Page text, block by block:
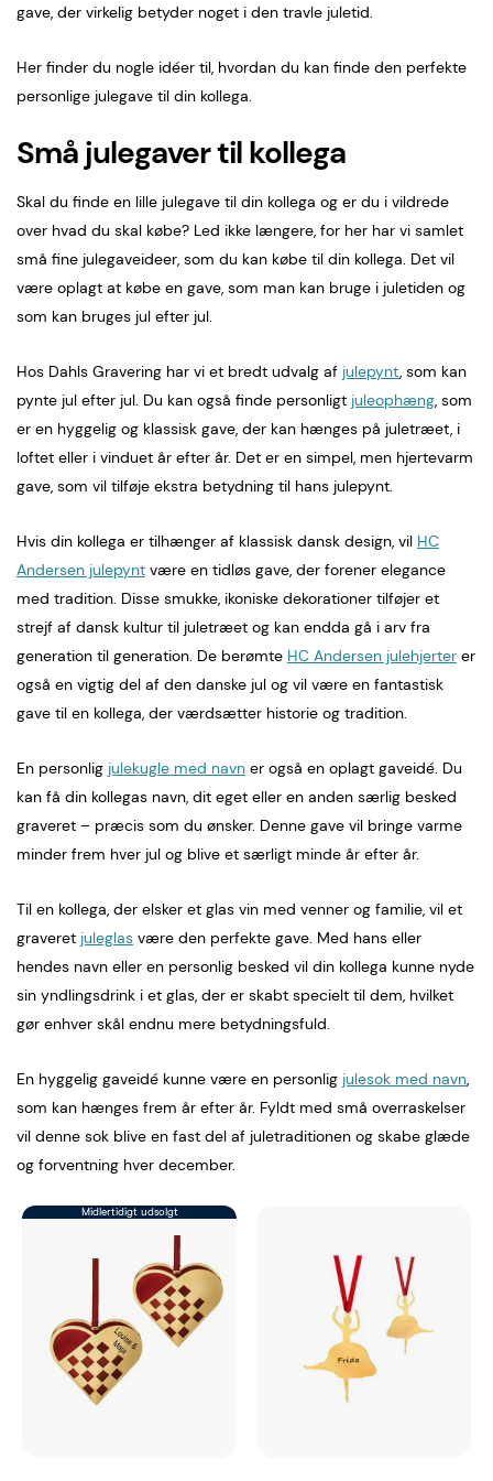
gave, der virkelig betyder noget i den travle juletid.
Her finder du nogle idéer til, hvordan du kan finde den perfekte
personlige julegave til din kollega.
Små julegaver til kollega
Skal du finde en lille julegave til din kollega og er du i vildrede
over hvad du skal købe? Led ikke længere, for her har vi samlet
små fine julegaveideer, som du kan købe til din kollega. Det vil
være oplagt at købe en gave, som man kan bruge i juletiden og
som kan bruges jul efter jul.
Hos Dahls Gravering har vi et bredt udvalg af julepynt, som kan
pynte jul efter jul. Du kan også finde personligt juleophæng, som
er en hyggelig og klassisk gave, der kan hænges på juletræet, i
loftet eller i vinduet år efter år. Det er en simpel, men hjertevarm
gave, som vil tilføje ekstra betydning til hans julepynt.
Hvis din kollega er tilhænger af klassisk dansk design, vil HC
Andersen julepynt være en tidløs gave, der forener elegance
med tradition. Disse smukke, ikoniske dekorationer tilføjer et
strejf af dansk kultur til juletræet og kan endda gå i arv fra
generation til generation. De berømte HC Andersen julehjerter er
også en vigtig del af den danske jul og vil være en fantastisk
gave til en kollega, der værdsætter historie og tradition.
En personlig julekugle med navn er også en oplagt gaveidé. Du
kan få din kollegas navn, dit eget eller en anden særlig besked
graveret – præcis som du ønsker. Denne gave vil bringe varme
minder frem hver jul og blive et særligt minde år efter år.
Til en kollega, der elsker et glas vin med venner og familie, vil et
graveret juleglas være den perfekte gave. Med hans eller
hendes navn eller en personlig besked vil din kollega kunne nyde
sin yndlingsdrink i et glas, der er skabt specielt til dem, hvilket
gør enhver skål endnu mere betydningsfuld.
En hyggelig gaveidé kunne være en personlig julesok med navn,
som kan hænges frem år efter år. Fyldt med små overraskelser
vil denne sok blive en fast del af juletraditionen og skabe glæde
og forventning hver december.
Midlertidigt udsolgt